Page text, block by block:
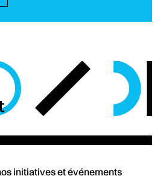
initiatives et événements